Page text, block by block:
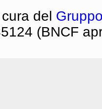
del
(BNCF